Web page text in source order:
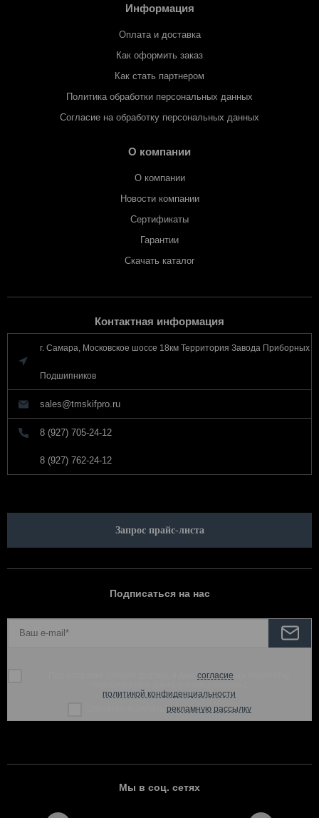
Информация
Оплата и доставка
Как оформить заказ
Как стать партнером
Политика обработки персональных данных
Согласие на обработку персональных данных
О компании
О компании
Новости компании
Сертификаты
Гарантии
Скачать каталог
Контактная информация
г. Самара, Московское шоссе 18км Территория Завода Приборных
Подшипников
sales@tmskifpro.ru
8 (927) 705-24-12
8 (927) 762-24-12
Запрос прайс-листа
Подписаться на нас
согласие
политикой конфиденциальности
рекламную рассылку
Мы в соц. сетях